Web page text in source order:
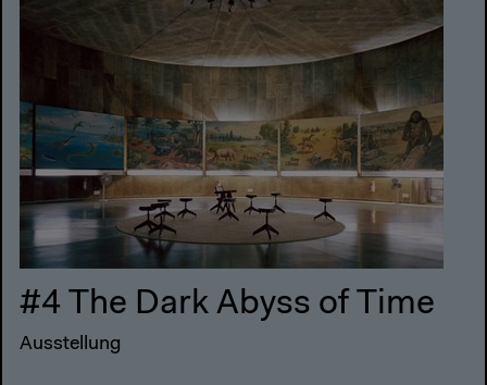
#4 The Dark Abyss of Time
Ausstellung